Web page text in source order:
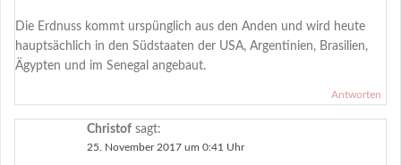
Die Erdnuss kommt urspünglich aus den Anden und wird heute
hauptsächlich in den Südstaaten der USA, Argentinien, Brasilien,
Ägypten und im Senegal angebaut.
Antworten
Christof sagt:
25. November 2017 um 0:41 Uhr